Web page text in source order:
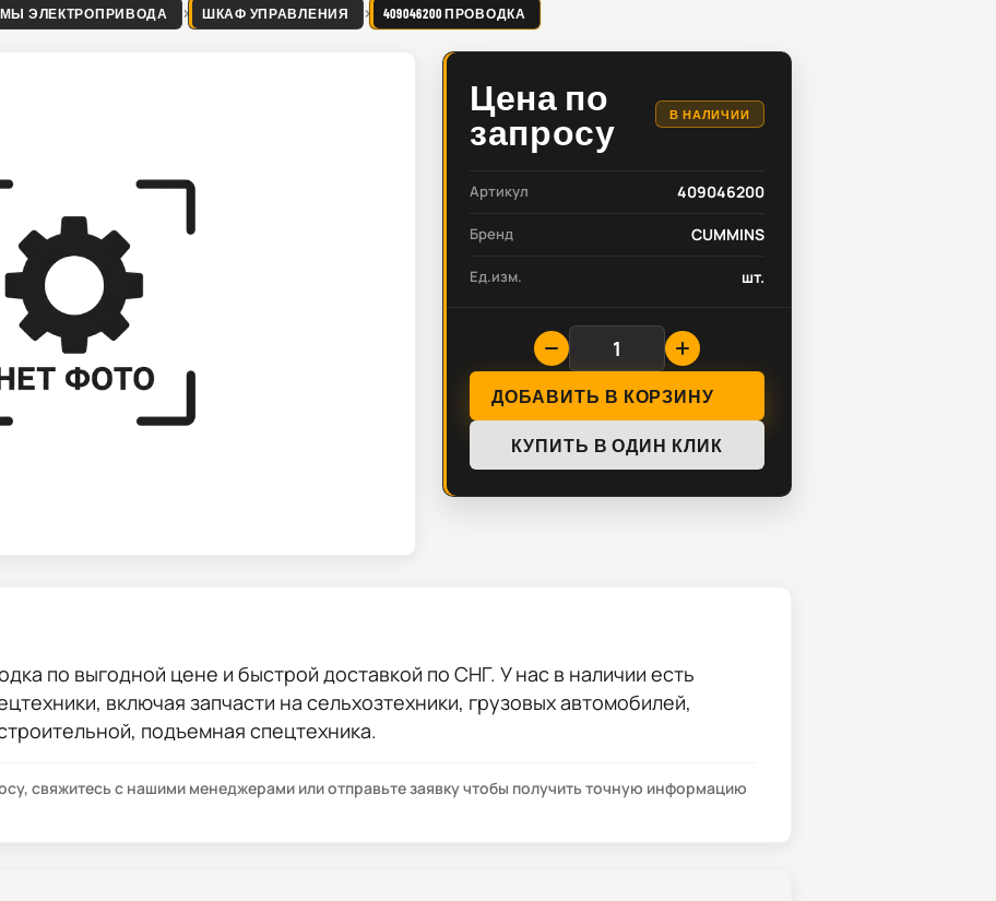
ЭЛЕКТРОПРИВОДА ШКАФ УПРАВЛЕНИЯ 409046200 ПРОВОДКА
Цена по
запросу
В НАЛИЧИИ
Артикул 409046200
Бренд CUMMINS
Ед.изм. шт.
ДОБАВИТЬ В КОРЗИНУ
КУПИТЬ В ОДИН КЛИК
по выгодной цене и быстрой доставкой по СНГ. У нас в наличии есть
включая запчасти на сельхозтехники, грузовых автомобилей,
подъемная спецтехника.
свяжитесь с нашими менеджерами или отправьте заявку чтобы получить точную информацию